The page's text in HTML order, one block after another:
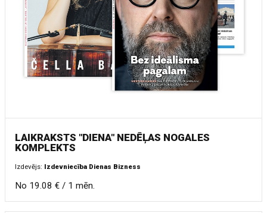
LAIKRAKSTS "DIENA" NEDĒĻAS NOGALES
KOMPLEKTS
Izdevējs: Izdevniecība Dienas Bizness
No 19.08 € / 1 mēn.